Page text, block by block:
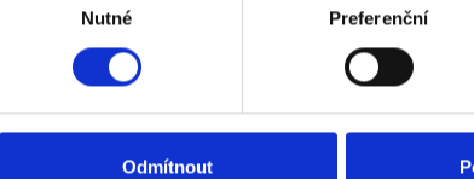
Nutné Preferenční
Odmítnout
zobrazuje aktuální teplotu místnosti
zobrazuje aktuální vlhkost místnosti
velký přehledný displej
jednoduchá montáž přilepením